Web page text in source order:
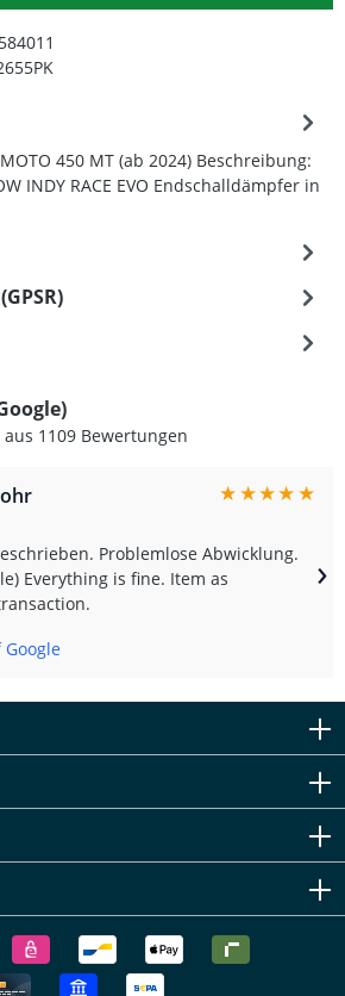
450 MT (ab 2024) Beschreibung:
INDY RACE EVO Endschalldämpfer in
aus 1109 Bewertungen
★★★★★
Problemlose Abwicklung.
Everything is fine. Item as
›